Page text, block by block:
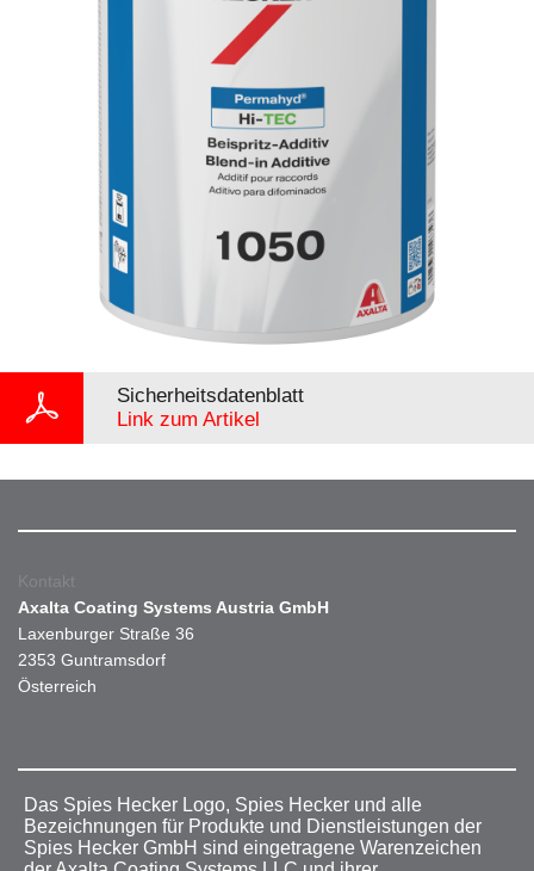
Sicherheitsdatenblatt
Link zum Artikel
Kontakt
Axalta Coating Systems Austria GmbH
Laxenburger Straße 36
2353 Guntramsdorf
Österreich
Das Spies Hecker Logo, Spies Hecker und alle
Bezeichnungen für Produkte und Dienstleistungen der
Spies Hecker GmbH sind eingetragene Warenzeichen